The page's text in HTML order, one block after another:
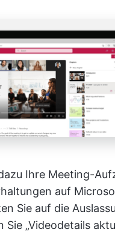
Ihre Meeting-
auf
Sie auf die
Sie „Videodetails